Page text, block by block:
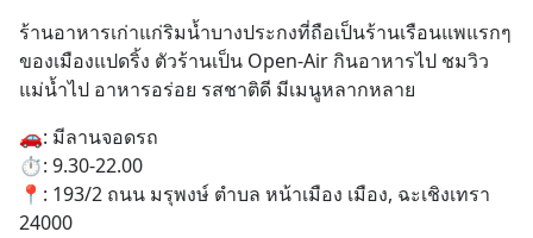
ร้านอาหารเก่าแก่ริมน้ำบางประกงที่ถือเป็นร้านเรือนแพแรกๆ
ของเมืองแปดริ้ง ตัวร้านเป็น Open-Air กินอาหารไป ชมวิว
แม่น้ำไป อาหารอร่อย รสชาติดี มีเมนูหลากหลาย
🚗: มีลานจอดรถ
⏱️: 9.30-22.00
📍: 193/2 ถนน มรุพงษ์ ตำบล หน้าเมือง เมือง, ฉะเชิงเทรา
24000